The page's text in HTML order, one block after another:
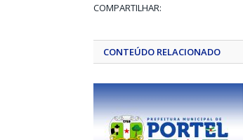
COMPARTILHAR:
CONTEÚDO RELACIONADO